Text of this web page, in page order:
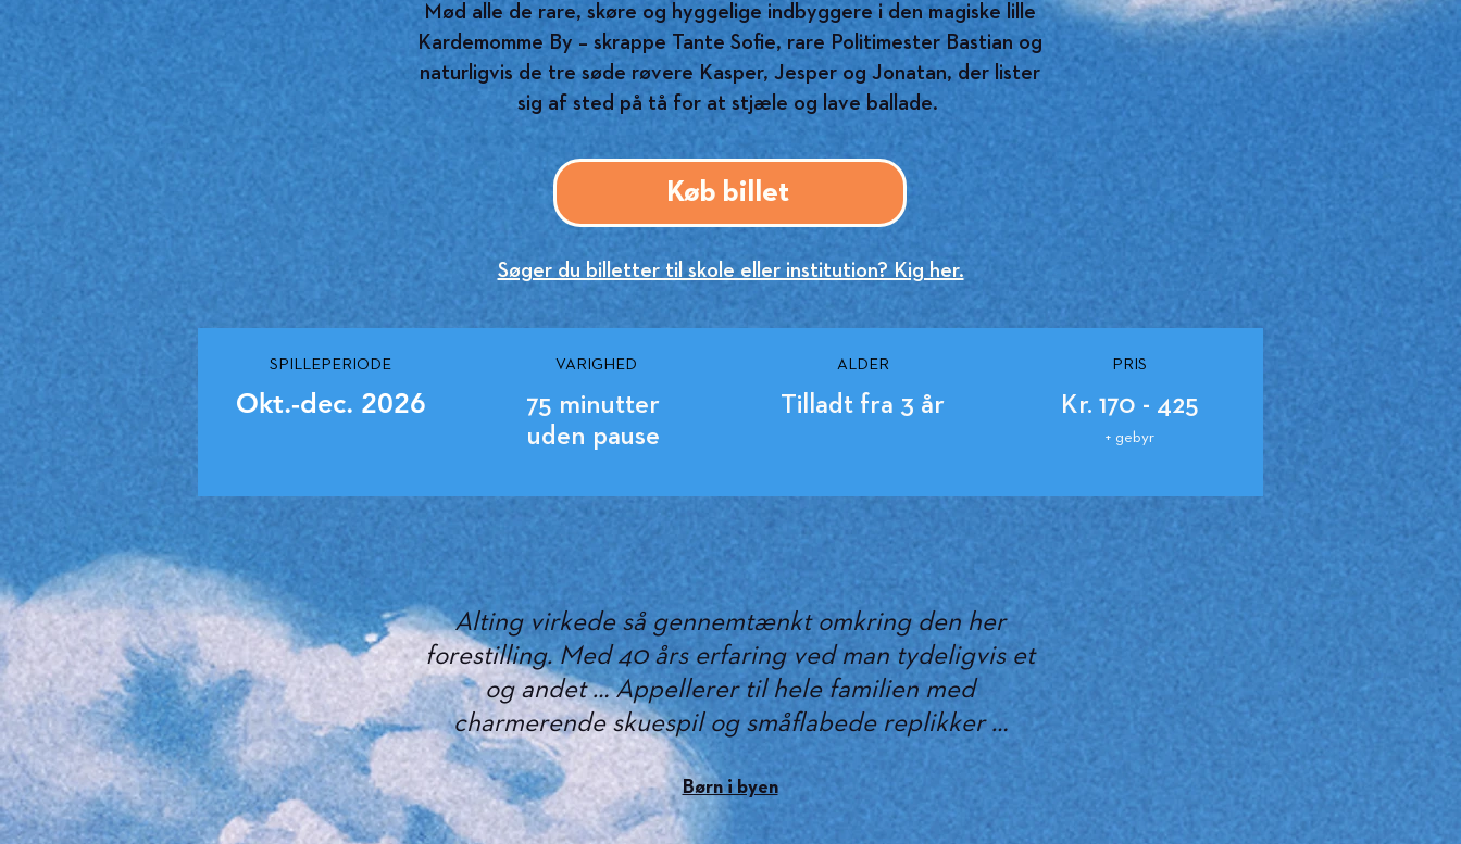
Mød alle de rare, skøre og hyggelige indbyggere i den magiske lille
Kardemomme By – skrappe Tante Sofie, rare Politimester Bastian og
naturligvis de tre søde røvere Kasper, Jesper og Jonatan, der lister
sig af sted på tå for at stjæle og lave ballade.
Køb billet
Søger du billetter til skole eller institution? Kig her.
SPILLEPERIODE
Okt.-dec. 2026
VARIGHED
75 minutter
uden pause
ALDER
Tilladt fra 3 år
PRIS
Kr. 170 - 425
+ gebyr
Alting virkede så gennemtænkt omkring den her
forestilling. Med 40 års erfaring ved man tydeligvis et
og andet … Appellerer til hele familien med
charmerende skuespil og småflabede replikker …
Børn i byen